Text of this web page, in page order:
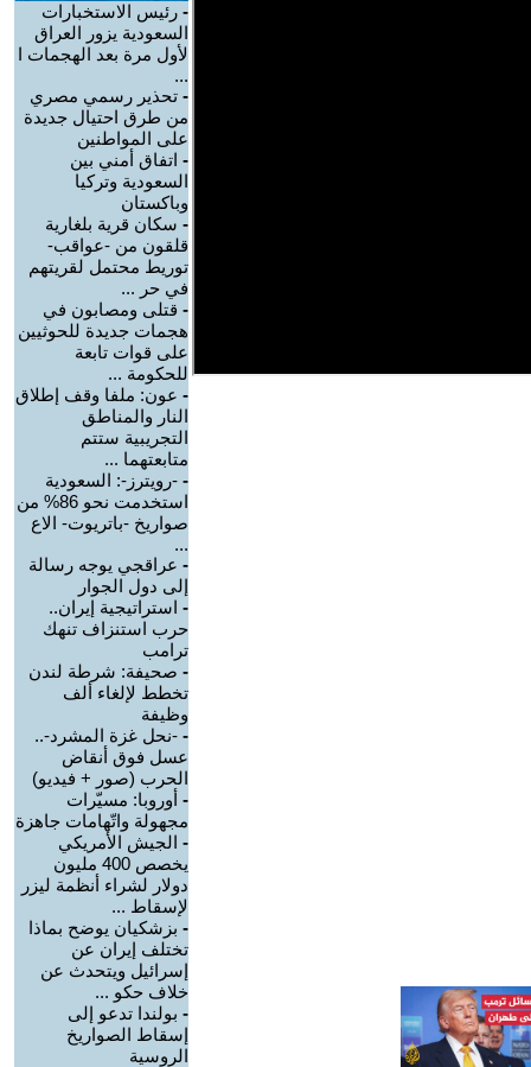
- رئيس الاستخبارات
السعودية يزور العراق
لأول مرة بعد الهجمات ا
...
- تحذير رسمي مصري
من طرق احتيال جديدة
على المواطنين
- اتفاق أمني بين
السعودية وتركيا
وباكستان
- سكان قرية بلغارية
قلقون من -عواقب-
توريط محتمل لقريتهم
في حر ...
- قتلى ومصابون في
هجمات جديدة للحوثيين
على قوات تابعة
للحكومة ...
- عون: ملفا وقف إطلاق
النار والمناطق
التجريبية ستتم
متابعتهما ...
- -رويترز-: السعودية
استخدمت نحو 86% من
صواريخ -باتريوت- الاع
...
- عراقجي يوجه رسالة
إلى دول الجوار
- استراتيجية إيران..
حرب استنزاف تنهك
ترامب
- صحيفة: شرطة لندن
تخطط لإلغاء ألف
وظيفة
- -نحل غزة المشرد-..
عسل فوق أنقاض
الحرب (صور + فيديو)
- أوروبا: مسيّرات
مجهولة واتّهامات جاهزة
- الجيش الأمريكي
يخصص 400 مليون
دولار لشراء أنظمة ليزر
لإسقاط ...
- بزشكيان يوضح بماذا
تختلف إيران عن
إسرائيل ويتحدث عن
خلاف حكو ...
- بولندا تدعو إلى
إسقاط الصواريخ
الروسية